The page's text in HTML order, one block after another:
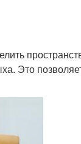
Это